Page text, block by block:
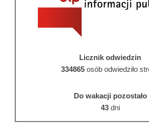
Licznik odwiedzin
334865osób odwiedziło
Do wakacji pozostało
43dni